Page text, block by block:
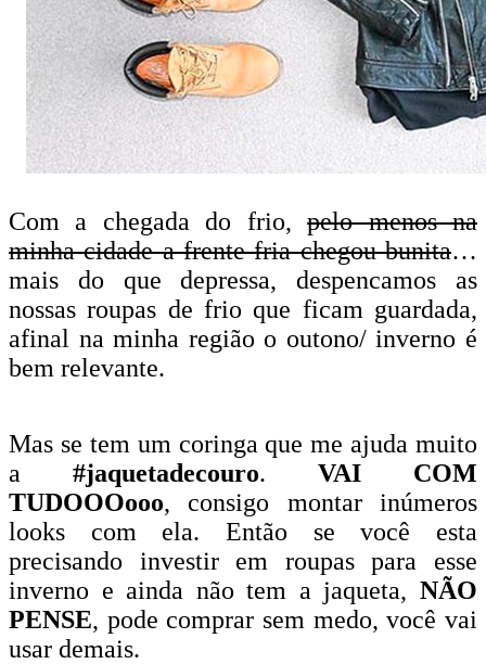
Com a chegada do frio,pelo menos na
minha cidade a frente fria chegou bunita…
mais do que depressa, despencamos as
nossas roupas de frio que ficam guardada,
afinal na minha região o outono/ inverno é
bem relevante.
Mas se tem um coringa que me ajuda muito
a #jaquetadecouro. VAI COM
TUDOOOooo, consigo montar inúmeros
looks com ela. Então se você esta
precisando investir em roupas para esse
inverno e ainda não tem a jaqueta, NÃO
PENSE, pode comprar sem medo, você vai
usar demais.